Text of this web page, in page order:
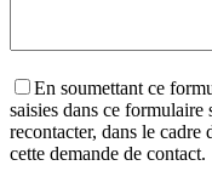
En soumettant ce
saisies dans ce
recontacter, dans le
cette demande de contact.